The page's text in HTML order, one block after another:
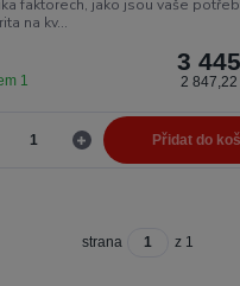
faktorech, jako jsou vaše
na kv...
3
2 847,22
1
Přidat do
strana z 1